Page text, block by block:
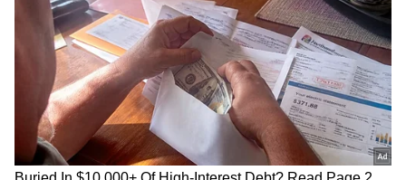
ತೇವಾಂಶ ಹೋಗುವಂತಿರಬೇಕು.
ಕಡಲೆ ಹಿಟ್ಟನ್ನು ಕೂಡ 2-3 ನಿಮಿಷಗಳ ಕಾಲ ಬಿಸಿ ಮಾಡಿ.
ಗಮನಿಸಿ:ಇವುಗಳನ್ನು ಹುರಿದ ನಂತರ ಪೂರ್ತಿಯಾಗಿ
ತಣ್ಣಗಾಗಲು ಬಿಡಿ. ಬಿಸಿ ಇರುವಾಗಲೇ ಡಬ್ಬಿಗೆ ಹಾಕಿದರೆ
ಹಬೆಯಿಂದಾಗಿ (Steam) ಹಿಟ್ಟು ಬೇಗನೆ ಹಾಳಾಗುತ್ತದೆ.